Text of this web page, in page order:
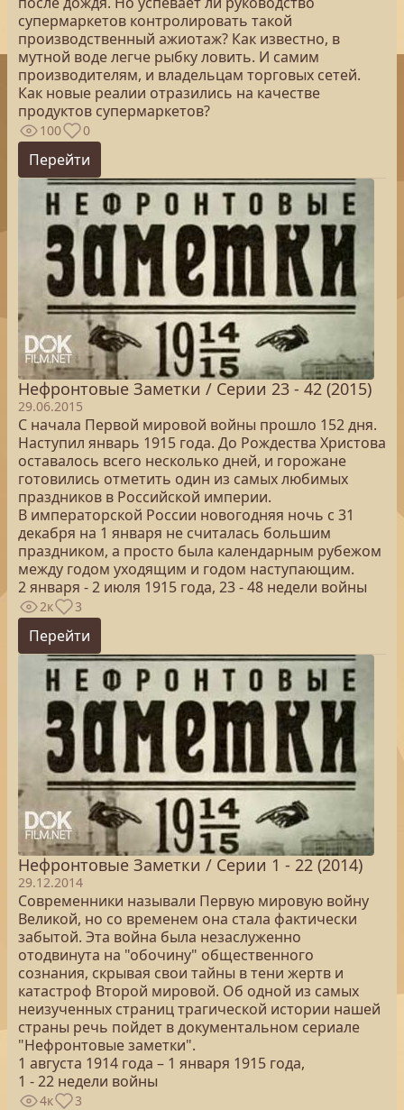
супермаркетов контролировать такой
производственный ажиотаж? Как известно, в
мутной воде легче рыбку ловить. И самим
производителям, и владельцам торговых сетей.
Как новые реалии отразились на качестве
продуктов супермаркетов?
100 0
Перейти
Нефронтовые Заметки / Серии 23 - 42 (2015)
29.06.2015
С начала Первой мировой войны прошло 152 дня.
Наступил январь 1915 года. До Рождества Христова
оставалось всего несколько дней, и горожане
готовились отметить один из самых любимых
праздников в Российской империи.
В императорской России новогодняя ночь с 31
декабря на 1 января не считалась большим
праздником, а просто была календарным рубежом
между годом уходящим и годом наступающим.
2 января - 2 июля 1915 года, 23 - 48 недели войны
2к 3
Перейти
Нефронтовые Заметки / Серии 1 - 22 (2014)
29.12.2014
Современники называли Первую мировую войну
Великой, но со временем она стала фактически
забытой. Эта война была незаслуженно
отодвинута на "обочину" общественного
сознания, скрывая свои тайны в тени жертв и
катастроф Второй мировой. Об одной из самых
неизученных страниц трагической истории нашей
страны речь пойдет в документальном сериале
"Нефронтовые заметки".
1 августа 1914 года – 1 января 1915 года,
1 - 22 недели войны
4к 3